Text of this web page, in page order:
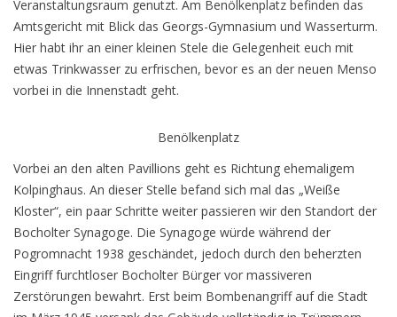
Veranstaltungsraum genutzt. Am Benölkenplatz befinden das
Amtsgericht mit Blick das Georgs-Gymnasium und Wasserturm.
Hier habt ihr an einer kleinen Stele die Gelegenheit euch mit
etwas Trinkwasser zu erfrischen, bevor es an der neuen Menso
vorbei in die Innenstadt geht.
Benölkenplatz
Vorbei an den alten Pavillions geht es Richtung ehemaligem
Kolpinghaus. An dieser Stelle befand sich mal das „Weiße
Kloster“, ein paar Schritte weiter passieren wir den Standort der
Bocholter Synagoge. Die Synagoge würde während der
Pogromnacht 1938 geschändet, jedoch durch den beherzten
Eingriff furchtloser Bocholter Bürger vor massiveren
Zerstörungen bewahrt. Erst beim Bombenangriff auf die Stadt